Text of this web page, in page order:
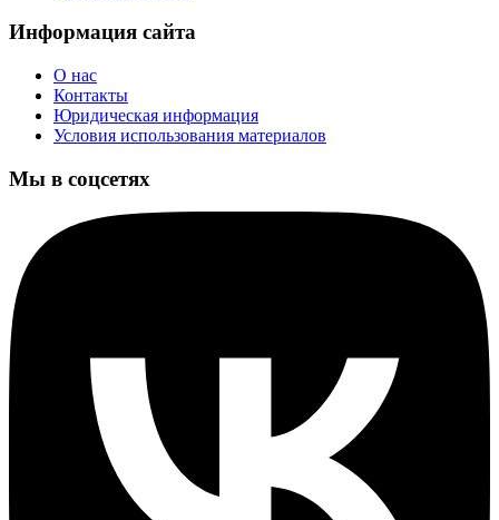
Информация сайта
О нас
Контакты
Юридическая информация
Условия использования материалов
Мы в соцсетях